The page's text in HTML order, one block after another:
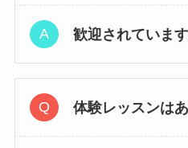
歓迎されています
体験レッスンは